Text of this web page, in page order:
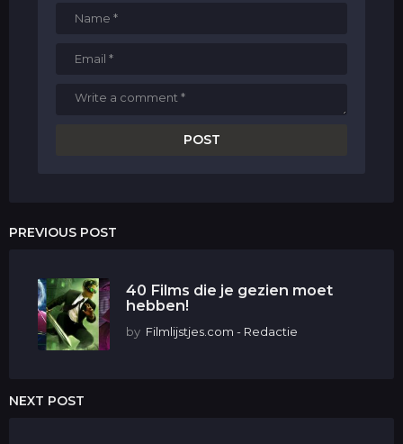
PREVIOUS POST
40 Films die je gezien moet
hebben!
by Filmlijstjes.com - Redactie
NEXT POST